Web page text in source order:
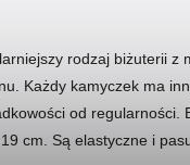
rodzaj biżuterii z
Każdy kamyczek ma
od regularności.
cm. Są elastyczne i